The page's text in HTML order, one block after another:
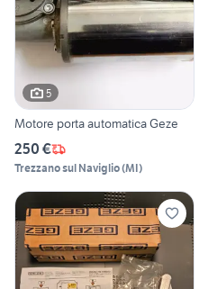
5
Motore porta automatica Geze
250 €
Trezzano sul Naviglio(MI)